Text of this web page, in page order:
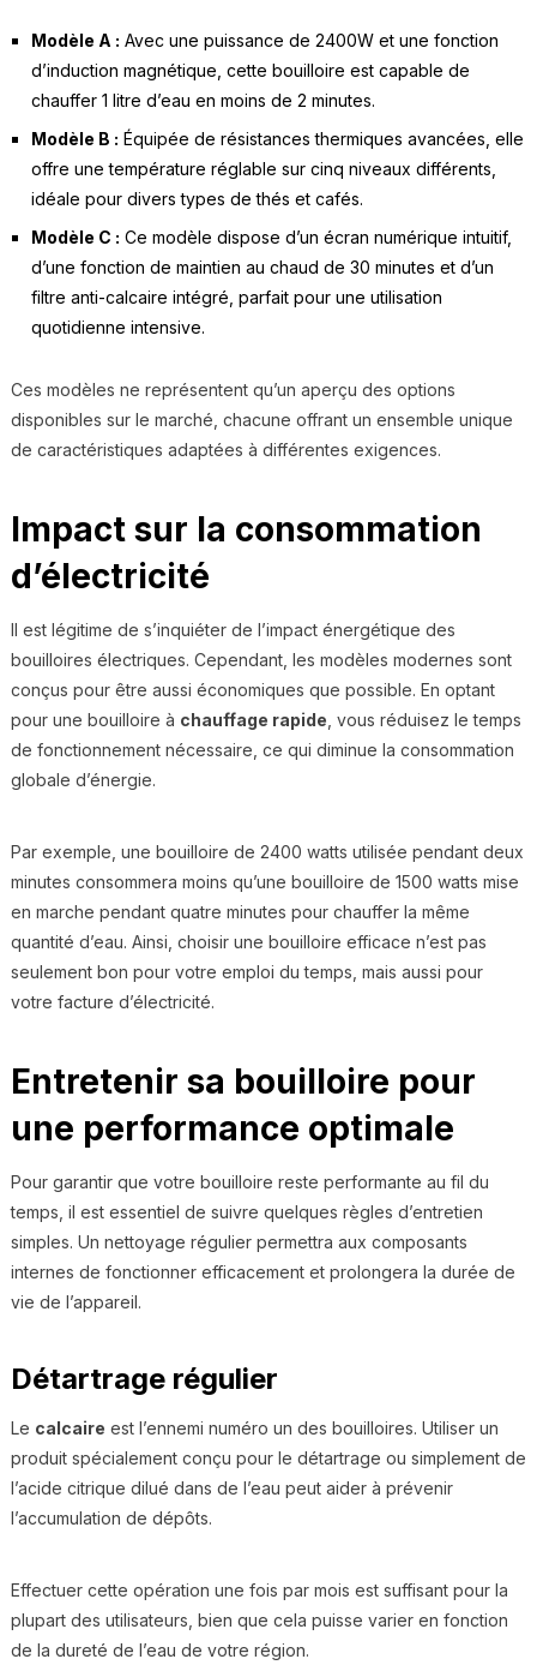
Modèle A : Avec une puissance de 2400W et une fonction
d’induction magnétique, cette bouilloire est capable de
chauffer 1 litre d’eau en moins de 2 minutes.
Modèle B : Équipée de résistances thermiques avancées, elle
offre une température réglable sur cinq niveaux différents,
idéale pour divers types de thés et cafés.
Modèle C : Ce modèle dispose d’un écran numérique intuitif,
d’une fonction de maintien au chaud de 30 minutes et d’un
filtre anti-calcaire intégré, parfait pour une utilisation
quotidienne intensive.
Ces modèles ne représentent qu’un aperçu des options
disponibles sur le marché, chacune offrant un ensemble unique
de caractéristiques adaptées à différentes exigences.
Impact sur la consommation
d’électricité
Il est légitime de s’inquiéter de l’impact énergétique des
bouilloires électriques. Cependant, les modèles modernes sont
conçus pour être aussi économiques que possible. En optant
pour une bouilloire à chauffage rapide , vous réduisez le temps
de fonctionnement nécessaire, ce qui diminue la consommation
globale d’énergie.
Par exemple, une bouilloire de 2400 watts utilisée pendant deux
minutes consommera moins qu’une bouilloire de 1500 watts mise
en marche pendant quatre minutes pour chauffer la même
quantité d’eau. Ainsi, choisir une bouilloire efficace n’est pas
seulement bon pour votre emploi du temps, mais aussi pour
votre facture d’électricité.
Entretenir sa bouilloire pour
une performance optimale
Pour garantir que votre bouilloire reste performante au fil du
temps, il est essentiel de suivre quelques règles d’entretien
simples. Un nettoyage régulier permettra aux composants
internes de fonctionner efficacement et prolongera la durée de
vie de l’appareil.
Détartrage régulier
Le calcaire est l’ennemi numéro un des bouilloires. Utiliser un
produit spécialement conçu pour le détartrage ou simplement de
l’acide citrique dilué dans de l’eau peut aider à prévenir
l’accumulation de dépôts.
Effectuer cette opération une fois par mois est suffisant pour la
plupart des utilisateurs, bien que cela puisse varier en fonction
de la dureté de l’eau de votre région.